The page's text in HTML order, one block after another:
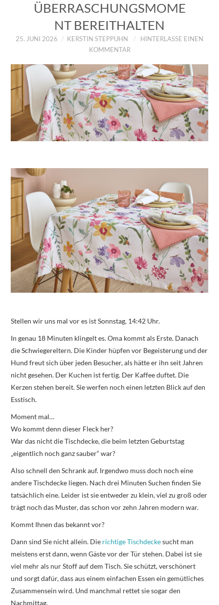
ÜBERRASCHUNGSMOME
NT BEREITHALTEN
25. JUNI 2026 KERSTIN STEPPUHN
HINTERLASSE EINEN
KOMMENTAR
Stellen wir uns mal vor es ist Sonnstag, 14:42 Uhr.
In genau 18 Minuten klingelt es. Oma kommt als Erste. Danach
die Schwiegereltern. Die Kinder hüpfen vor Begeisterung und der
Hund freut sich über jeden Besucher, als hätte er ihn seit Jahren
nicht gesehen. Der Kuchen ist fertig. Der Kaffee duftet. Die
Kerzen stehen bereit. Sie werfen noch einen letzten Blick auf den
Esstisch.
Moment mal…
Wo kommt denn dieser Fleck her?
War das nicht die Tischdecke, die beim letzten Geburtstag
„eigentlich noch ganz sauber“ war?
Also schnell den Schrank auf. Irgendwo muss doch noch eine
andere Tischdecke liegen. Nach drei Minuten Suchen finden Sie
tatsächlich eine. Leider ist sie entweder zu klein, viel zu groß oder
trägt noch das Muster, das schon vor zehn Jahren modern war.
Kommt Ihnen das bekannt vor?
Dann sind Sie nicht allein. Die richtige Tischdeckesucht man
meistens erst dann, wenn Gäste vor der Tür stehen. Dabei ist sie
viel mehr als nur Stoff auf dem Tisch. Sie schützt, verschönert
und sorgt dafür, dass aus einem einfachen Essen ein gemütliches
Zusammensein wird. Und manchmal rettet sie sogar den
Nachmittag.